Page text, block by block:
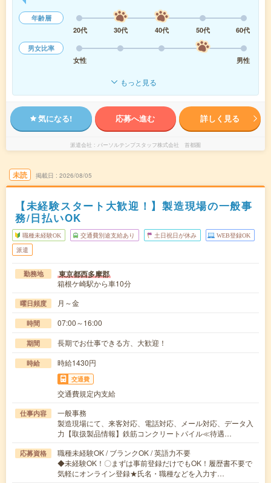
年齢層
20代
30代 40代 50代
60代
男女比率
女性
男性
もっと見る
気になる! 応募へ進む 詳しく見る
派遣会社 パーソルテンプスタッフ株式会社 首都圏
未読 掲載日 2026/08/05
【未経験スタート大歓迎！】製造現場の一般事
務/日払いOK
職種未経験OK 交通費別途支給あり 土日祝日が休み WEB登録OK
派遣
勤務地 東京都西多摩郡
箱根ケ崎駅から車10分
曜日頻度 月～金
時間 07:00～16:00
期間 長期でお仕事できる方、大歓迎！
時給 時給1430円
交通費
交通費規定内支給
仕事内容
一般事務
製造現場にて、来客対応、電話対応、メール対応、データ入
力【取扱製品情報】鉄筋コンクリートパイル≪待遇…
応募資格
職種未経験OK / ブランクOK / 英語力不要
◆未経験OK！〇まずは事前登録だけでもOK！履歴書不要で
気軽にオンライン登録★氏名・職種などを入力す…